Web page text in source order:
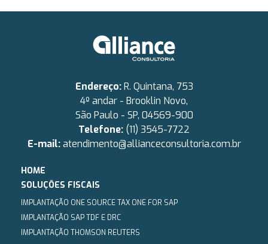
Endereço:R. Quintana, 753
4º andar - Brooklin Novo,
São Paulo - SP, 04569-900
Telefone: (11) 3545-7722
E-mail: atendimento@allianceconsultoria.com.br
HOME
SOLUÇÕES FISCAIS
IMPLANTAÇÃO ONE SOURCE TAX ONE FOR SAP
IMPLANTAÇÃO SAP TDF E DRC
IMPLANTAÇÃO THOMSON REUTERS